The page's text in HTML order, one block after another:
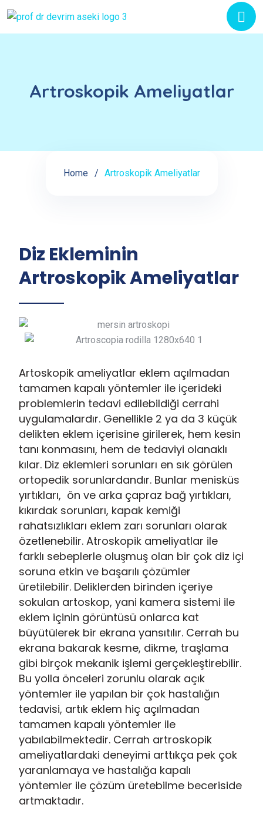
Artroskopik Ameliyatlar
Home Artroskopik Ameliyatlar
Diz Ekleminin
Artroskopik Ameliyatlar
Artoskopik ameliyatlar eklem açılmadan
tamamen kapalı yöntemler ile içerideki
problemlerin tedavi edilebildiği cerrahi
uygulamalardır. Genellikle 2 ya da 3 küçük
delikten eklem içerisine girilerek, hem kesin
tanı konmasını, hem de tedaviyi olanaklı
kılar. Diz eklemleri sorunları en sık görülen
ortopedik sorunlardandır. Bunlar menisküs
yırtıkları, ön ve arka çapraz bağ yırtıkları,
kıkırdak sorunları, kapak kemiği
rahatsızlıkları eklem zarı sorunları olarak
özetlenebilir. Atroskopik ameliyatlar ile
farklı sebeplerle oluşmuş olan bir çok diz içi
soruna etkin ve başarılı çözümler
üretilebilir. Deliklerden birinden içeriye
sokulan artoskop, yani kamera sistemi ile
eklem içinin görüntüsü onlarca kat
büyütülerek bir ekrana yansıtılır. Cerrah bu
ekrana bakarak kesme, dikme, traşlama
gibi birçok mekanik işlemi gerçekleştirebilir.
Bu yolla önceleri zorunlu olarak açık
yöntemler ile yapılan bir çok hastalığın
tedavisi, artık eklem hiç açılmadan
tamamen kapalı yöntemler ile
yabılabilmektedir. Cerrah artroskopik
ameliyatlardaki deneyimi arttıkça pek çok
yaranlamaya ve hastalığa kapalı
yöntemler ile çözüm üretebilme beceriside
artmaktadır.